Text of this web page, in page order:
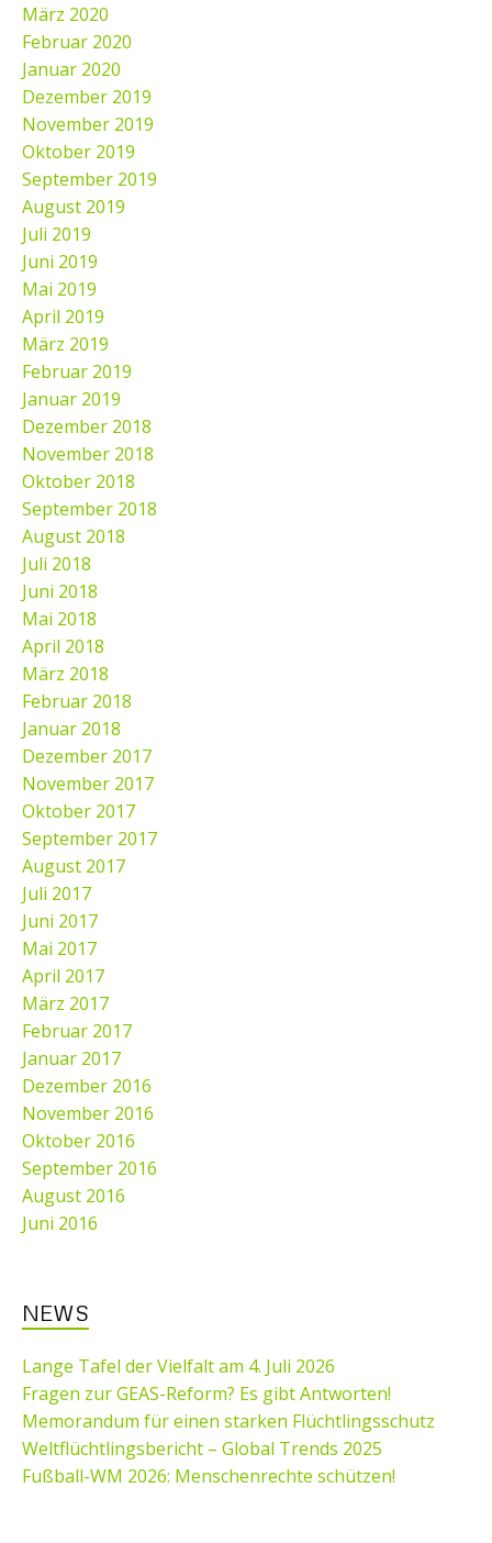
März 2020
Februar 2020
Januar 2020
Dezember 2019
November 2019
Oktober 2019
September 2019
August 2019
Juli 2019
Juni 2019
Mai 2019
April 2019
März 2019
Februar 2019
Januar 2019
Dezember 2018
November 2018
Oktober 2018
September 2018
August 2018
Juli 2018
Juni 2018
Mai 2018
April 2018
März 2018
Februar 2018
Januar 2018
Dezember 2017
November 2017
Oktober 2017
September 2017
August 2017
Juli 2017
Juni 2017
Mai 2017
April 2017
März 2017
Februar 2017
Januar 2017
Dezember 2016
November 2016
Oktober 2016
September 2016
August 2016
Juni 2016
NEWS
Lange Tafel der Vielfalt am 4. Juli 2026
Fragen zur GEAS-Reform? Es gibt Antworten!
Memorandum für einen starken Flüchtlingsschutz
Weltflüchtlingsbericht – Global Trends 2025
Fußball-WM 2026: Menschenrechte schützen!